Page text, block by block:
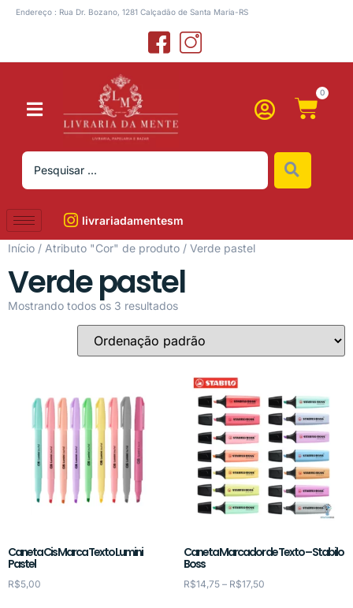
Endereço : Rua Dr. Bozano, 1281 Calçadão de Santa Maria-RS
0
livrariadamentesm
Início / Atributo "Cor" de produto / Verde pastel
Verde pastel
Mostrando todos os 3 resultados
Caneta Cis Marca Texto Lumini
Pastel
R$5,00
Caneta Marcador de Texto – Stabilo
Boss
R$14,75 – R$17,50